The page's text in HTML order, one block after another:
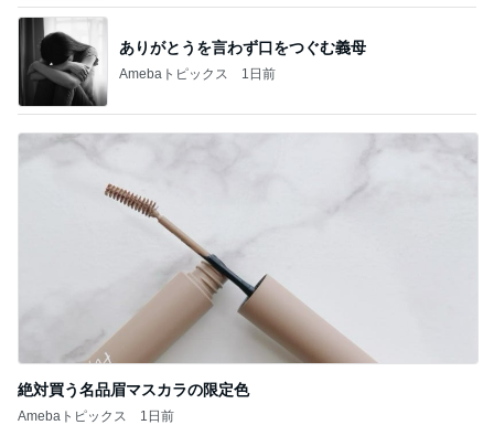
ありがとうを言わず口をつぐむ義母
Amebaトピックス 1日前
絶対買う名品眉マスカラの限定色
Amebaトピックス 1日前